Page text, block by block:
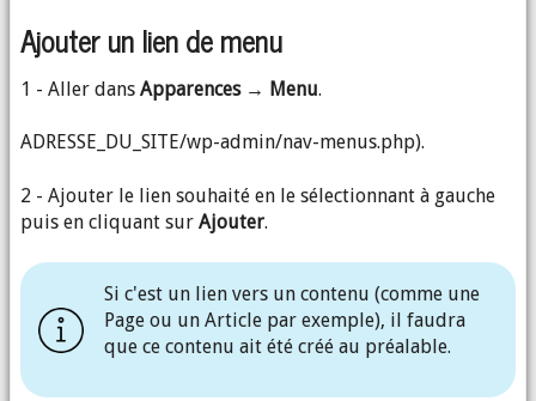
Ajouter un lien de menu
1 - Aller dans Apparences → Menu.
ADRESSE_DU_SITE/wp-admin/nav-menus.php).
2 - Ajouter le lien souhaité en le sélectionnant à gauche
puis en cliquant sur Ajouter.
Si c'est un lien vers un contenu (comme une
Page ou un Article par exemple), il faudra
que ce contenu ait été créé au préalable.